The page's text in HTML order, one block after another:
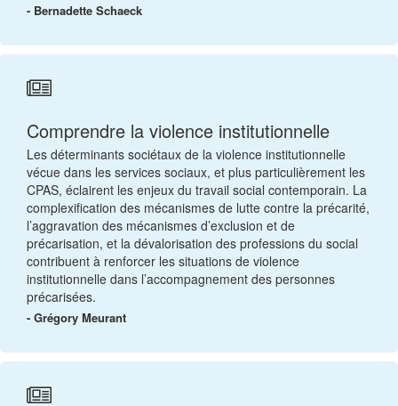
- Bernadette Schaeck
Comprendre la violence institutionnelle
Les déterminants sociétaux de la violence institutionnelle
vécue dans les services sociaux, et plus particulièrement les
CPAS, éclairent les enjeux du travail social contemporain. La
complexification des mécanismes de lutte contre la précarité,
l’aggravation des mécanismes d’exclusion et de
précarisation, et la dévalorisation des professions du social
contribuent à renforcer les situations de violence
institutionnelle dans l’accompagnement des personnes
précarisées.
- Grégory Meurant